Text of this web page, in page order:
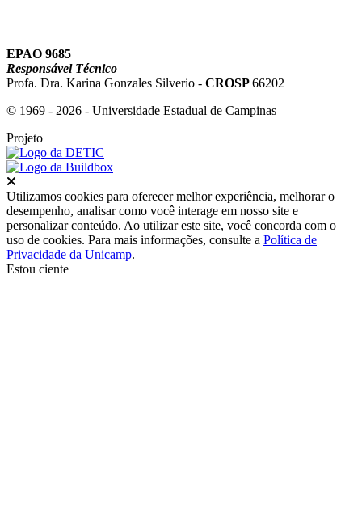
EPAO 9685
Responsável Técnico
Profa. Dra. Karina Gonzales Silverio - CROSP66202
© 1969 - 2026 - Universidade Estadual de Campinas
Projeto
Utilizamos cookies para oferecer melhor experiência, melhorar o
desempenho, analisar como você interage em nosso site e
personalizar conteúdo. Ao utilizar este site, você concorda com o
uso de cookies. Para mais informações, consulte a Política de
Privacidade da Unicamp.
Estou ciente